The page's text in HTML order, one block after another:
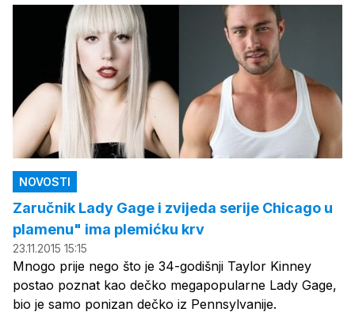
NOVOSTI
Zaručnik Lady Gage i zvijeda serije Chicago u
plamenu" ima plemićku krv
23.11.2015 15:15
Mnogo prije nego što je 34-godišnji Taylor Kinney
postao poznat kao dečko megapopularne Lady Gage,
bio je samo ponizan dečko iz Pennsylvanije.